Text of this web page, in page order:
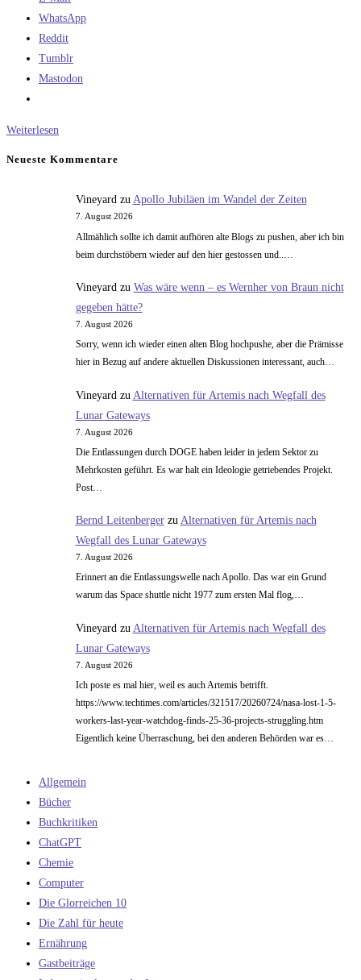
WhatsApp
Reddit
Tumblr
Mastodon
Weiterlesen
much
Neueste Kommentare
Vineyardzu Apollo Jubiläen im Wandel der Zeiten
7. August 2026
Allmählich sollte ich damit aufhören alte Blogs zu pushen, aber ich bin
beim durchstöbern wieder auf den hier gestossen und..…
Vineyard zu Was wäre wenn – es Wernher von Braun nicht
gegeben hätte?
7. August 2026
Sorry, wenn ich wieder einen alten Blog hochpushe, aber die Prämisse
hier in Bezug auf andere aktuellen Diskussionen interessant, auch…
Vineyard zu Alternativen für Artemis nach Wegfall des
Lunar Gateways
7. August 2026
Die Entlassungen durch DOGE haben leider in jedem Sektor zu
Mehrkosten geführt. Es war halt ein Ideologie getriebendes Projekt.
Post…
Bernd Leitenbergerzu Alternativen für Artemis nach
Wegfall des Lunar Gateways
7. August 2026
Erinnert an die Entlassungswelle nach Apollo. Das war ein Grund
warum das Space shuttle nicht 1977 zum ersten Mal flog,…
Vineyard zu Alternativen für Artemis nach Wegfall des
Lunar Gateways
7. August 2026
Ich poste es mal hier, weil es auch Artemis betrifft.
https://www.techtimes.com/articles/321517/20260724/nasa-lost-1-5-
workers-last-year-watchdog-finds-25-36-projects-struggling.htm
Eigentlich keine Überraschung, bei den anderen Behörden war es…
Allgemein
Bücher
Buchkritiken
ChatGPT
Chemie
Computer
Die Glorreichen 10
Die Zahl für heute
Ernährung
Gastbeiträge